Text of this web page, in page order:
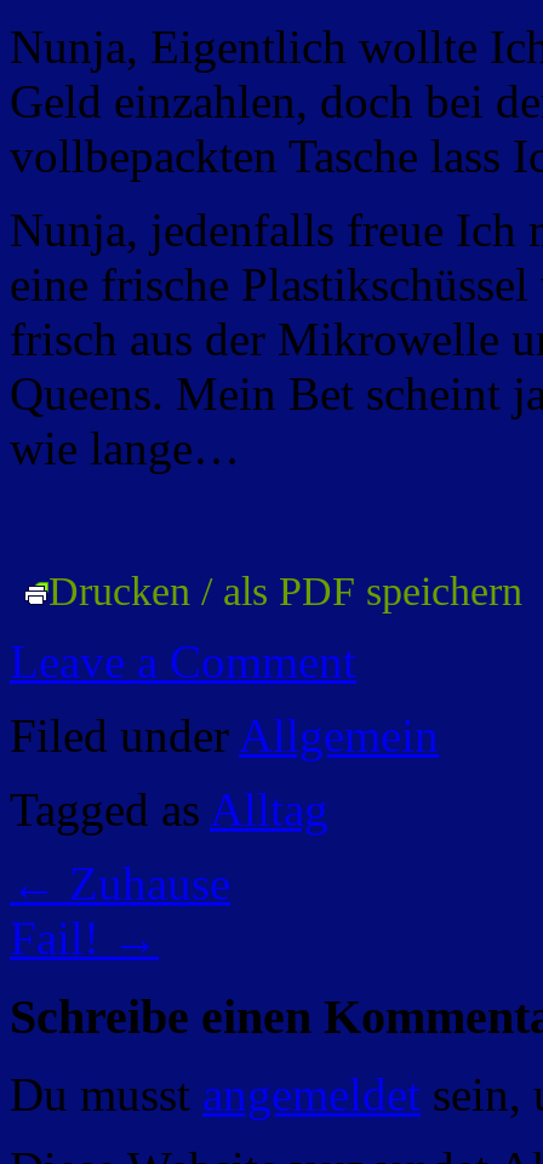
Nunja, Eigentlich wollte
Geld einzahlen, doch bei
vollbepackten Tasche lass
Nunja, jedenfalls freue Ich
eine frische
frisch aus der Mikrowelle
Queens. Mein Bet scheint
wie lange…
Drucken / als PDF speichern
Leave a Comment
Filed under Allgemein
Tagged as Alltag
← Zuhause
Fail! →
Schreibe einen
Du musst angemeldet sein,